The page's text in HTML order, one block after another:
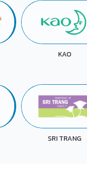
KOKUYO
UACJ